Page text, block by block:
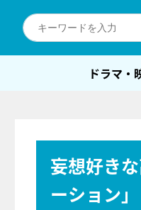
ドラマ・
妄想好き
ーション」